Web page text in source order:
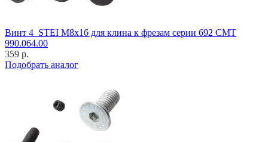
Винт 4_STEI M8x16 для клина к фрезам серии 692 CMT
990.064.00
359 р.
Подобрать аналог